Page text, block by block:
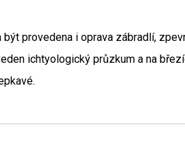
provedena i oprava zábradlí,
ichtyologický průzkum a na